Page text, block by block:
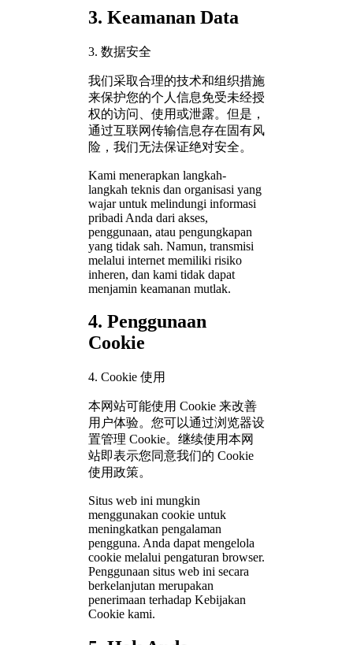
3. Keamanan Data
3. 数据安全
我们采取合理的技术和组织措施
来保护您的个人信息免受未经授
权的访问、使用或泄露。但是，
通过互联网传输信息存在固有风
险，我们无法保证绝对安全。
Kami menerapkan langkah-
langkah teknis dan organisasi yang
wajar untuk melindungi informasi
pribadi Anda dari akses,
penggunaan, atau pengungkapan
yang tidak sah. Namun, transmisi
melalui internet memiliki risiko
inheren, dan kami tidak dapat
menjamin keamanan mutlak.
4. Penggunaan
Cookie
4. Cookie 使用
本网站可能使用 Cookie 来改善
用户体验。您可以通过浏览器设
置管理 Cookie。继续使用本网
站即表示您同意我们的 Cookie
使用政策。
Situs web ini mungkin
menggunakan cookie untuk
meningkatkan pengalaman
pengguna. Anda dapat mengelola
cookie melalui pengaturan browser.
Penggunaan situs web ini secara
berkelanjutan merupakan
penerimaan terhadap Kebijakan
Cookie kami.